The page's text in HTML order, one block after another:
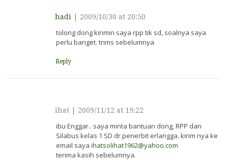
hadi 2009/10/30 at 20:50
tolong dong kirimin saya rpp tik sd, soalnya saya
perlu banget. trims sebelumnya
Reply
ihat 2009/11/12 at 19:22
ibu Enggar.. saya minta bantuan dong, RPP dan
Silabus kelas 1 SD dr penerbit erlangga. kirim nya ke
email saya ihatsolihat1962@yahoo.com
terima kasih sebelumnya.